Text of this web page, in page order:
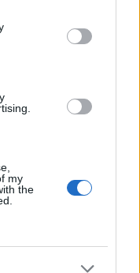
my
the
22/09/2024 alle
Ho provato a pulirla con
inefficace. Sapete
con un coltello.